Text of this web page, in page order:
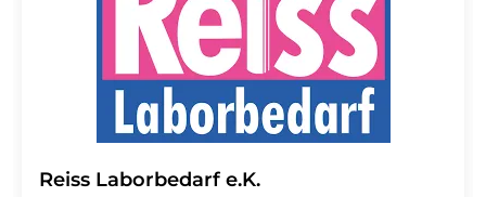
Reiss Laborbedarf e.K.